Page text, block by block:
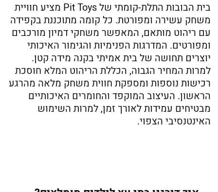
בית הבובות התלת-קומתי של Pit Toys מציע חוויית
משחק עשירה ומפורטת. כל קומה מתוכננת בקפידה
עם ריהוט מותאם, המאפשר משחקי דמיון מורכבים
ומפורטים. המדרגות הפנימיות והגימור האיכותי
יוצרים תחושה של בית אמיתי בקנה מידה קטן.
למרות המחיר הגבוה, הכללת הריהוט המלא חוסכת
רכישות נוספות ומספקת חווית משחק מלאה מהרגע
הראשון. העיצוב המוקפד והחומרים האיכותיים
מבטיחים עמידות לאורך זמן, למרות השימוש
האינטנסיבי הצפוי.